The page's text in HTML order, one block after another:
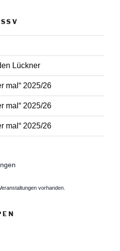
Lückner
mal“ 2025/26
mal“ 2025/26
mal“ 2025/26
vorhanden.